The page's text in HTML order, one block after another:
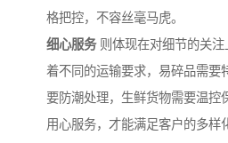
格把控，不容丝毫马虎。
细心服务则体现在对细节的关注
着不同的运输要求，易碎品需要
要防潮处理，生鲜货物需要温控
用心服务，才能满足客户的多样